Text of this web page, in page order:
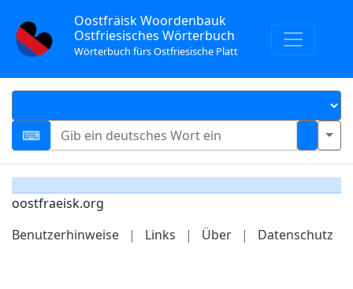
Oostfräisk Woordenbauk
Ostfriesisches Wörterbuch
Wörterbuch fürs Ostfriesische Platt
oostfraeisk.org
Benutzerhinweise
| Links | Über | Datenschutz